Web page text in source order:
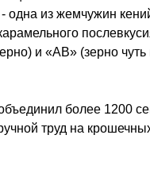
из жемчужин
и «AB» (зерно
более 1200
труд на